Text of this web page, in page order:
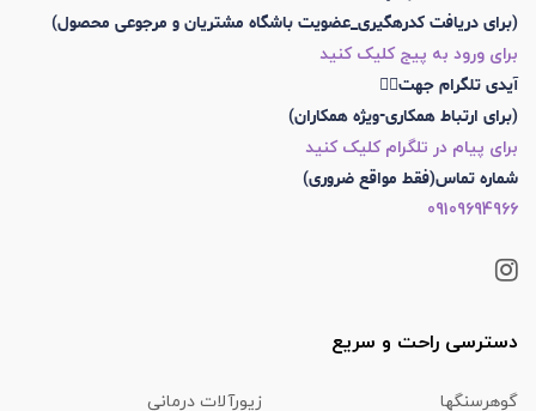
(برای دریافت کدرهگیری_عضویت باشگاه مشتریان و مرجوعی محصول)
برای ورود به پیج کلیک کنید
آیدی تلگرام جهت👇🏼
(برای ارتباط همکاری-ویژه همکاران)
برای پیام در تلگرام کلیک کنید
شماره تماس(فقط مواقع ضروری)
09109694966
دسترسی راحت و سریع
گوهرسنگها زیورآلات درمانی